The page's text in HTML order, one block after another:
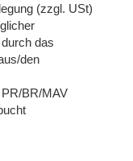
(zzgl. USt)
das
den
BR/MAV